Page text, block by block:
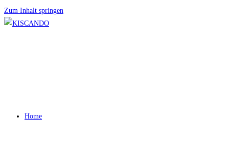
Zum Inhalt springen
Home